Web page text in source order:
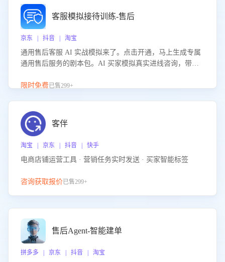
客服模拟接待训练-售后
京东 | 抖音 | 淘宝
通用售后客服 AI 实战模拟来了。点击开通，马上生成专属
通用售后服务的剧本包。AI 买家模拟真实进线咨询，带您
的应对要点，轻松提升服务能力。
限时免费已售299+
客伴
淘宝 | 京东 | 抖音 | 快手
电商店铺运营工具 · 营销任务实时发送 · 买家智能标签
咨询获取报价已售299+
售后Agent-智能建单
拼多多 | 京东 | 抖音 | 淘宝